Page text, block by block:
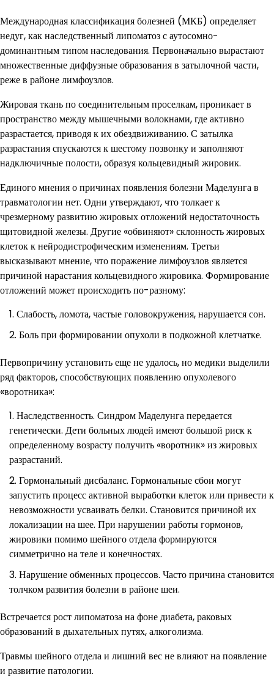
Международная классификация болезней (МКБ) определяет
недуг, как наследственный липоматоз с аутосомно-
доминантным типом наследования. Первоначально вырастают
множественные диффузные образования в затылочной части,
реже в районе лимфоузлов.
Жировая ткань по соединительным проселкам, проникает в
пространство между мышечными волокнами, где активно
разрастается, приводя к их обездвиживанию. С затылка
разрастания спускаются к шестому позвонку и заполняют
надключичные полости, образуя кольцевидный жировик.
Единого мнения о причинах появления болезни Маделунга в
травматологии нет. Одни утверждают, что толкает к
чрезмерному развитию жировых отложений недостаточность
щитовидной железы. Другие «обвиняют» склонность жировых
клеток к нейродистрофическим изменениям. Третьи
высказывают мнение, что поражение лимфоузлов является
причиной нарастания кольцевидного жировика. Формирование
отложений может происходить по-разному:
Слабость, ломота, частые головокружения, нарушается сон.
Боль при формировании опухоли в подкожной клетчатке.
Первопричину установить еще не удалось, но медики выделили
ряд факторов, способствующих появлению опухолевого
«воротника»:
Наследственность. Синдром Маделунга передается
генетически. Дети больных людей имеют большой риск к
определенному возрасту получить «воротник» из жировых
разрастаний.
Гормональный дисбаланс. Гормональные сбои могут
запустить процесс активной выработки клеток или привести к
невозможности усваивать белки. Становится причиной их
локализации на шее. При нарушении работы гормонов,
жировики помимо шейного отдела формируются
симметрично на теле и конечностях.
Нарушение обменных процессов. Часто причина становится
толчком развития болезни в районе шеи.
Встречается рост липоматоза на фоне диабета, раковых
образований в дыхательных путях, алкоголизма.
Травмы шейного отдела и лишний вес не влияют на появление
и развитие патологии.